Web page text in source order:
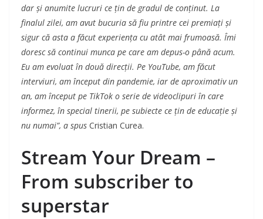
dar și anumite lucruri ce țin de gradul de conținut. La
finalul zilei, am avut bucuria să fiu printre cei premiați și
sigur că asta a făcut experiența cu atât mai frumoasă. Îmi
doresc să continui munca pe care am depus-o până acum.
Eu am evoluat în două direcții. Pe YouTube, am făcut
interviuri, am început din pandemie, iar de aproximativ un
an, am început pe TikTok o serie de videoclipuri în care
informez, în special tinerii, pe subiecte ce țin de educație și
nu numai”, a spus Cristian Curea.
Stream Your Dream –
From subscriber to
superstar